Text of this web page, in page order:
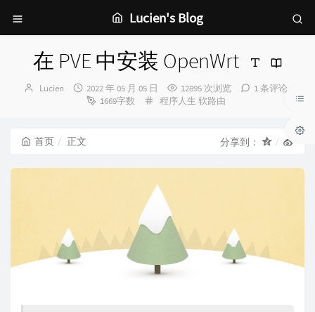
Lucien's Blog
在 PVE 中安装 OpenWrt
博
Lucien
发
布
2022 年 05 月 05 日 12895 次浏览
1 条评论
1669字数
分
程序人生 软路由
首页 正文 分享到：